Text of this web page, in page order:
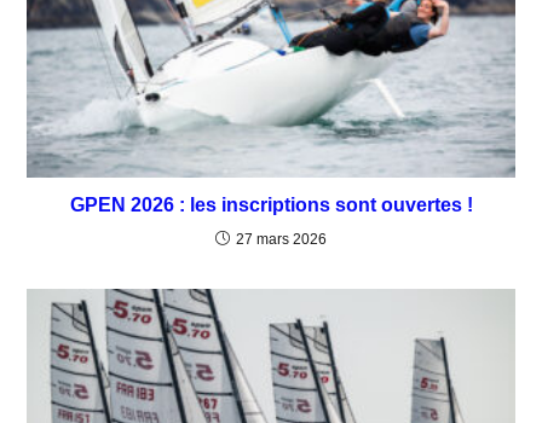
GPEN 2026 : les inscriptions sont ouvertes !
27 mars 2026